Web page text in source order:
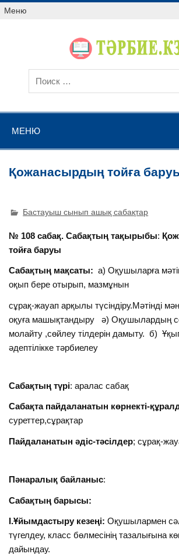
Меню
МЕНЮ
Қожанасырдың тойға
Бастауыш сынып ашық сабақтар
№ 108 сабақ. Сабақтың тақырыбы:
тойға баруы
Сабақтың мақсаты:а) Оқушыларға
оқып бере отырып, мазмұнын
сұрақ-жауап арқылы түсіндіру.Мәтінді
оқуға машықтандыру ә) Оқушылардың
молайту ,сөйлеу тілдерін дамыту. б)
әдептілікке тәрбиелеу
Сабақтың түрі: аралас сабақ
Сабақта пайдаланатын көрнекті-
суреттер,сұрақтар
Пайдаланатын әдіс-тәсілдер; сұрақ-
Пәнаралық байланыс:
Сабақтың барысы:
I.Ұйымдастыру кезеңі: Оқушылармен
түгелдеу, класс бөлмесінің тазалығына
дайындау.